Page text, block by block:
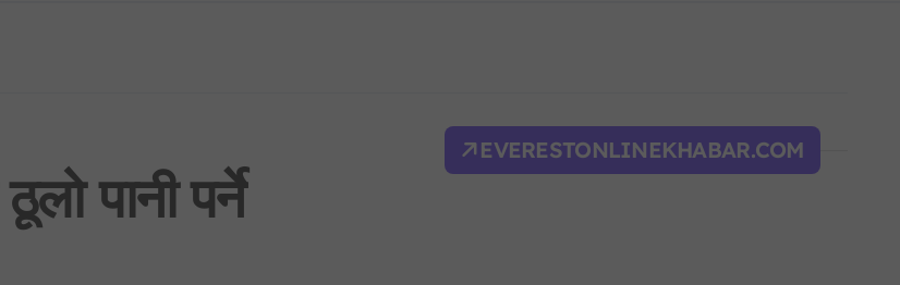
सचिवालयबाटै अर्थ मन्त्रालय ओझेलमा: बालेन र स्वर्णिमको आन्तरिक शक्ति सङ्घर्ष सतहमा
२०२६: उपाधिसँगै व्यक्तिगत अवार्डमा पनि स्पेनको दबदबा, मेसीलाई ‘सिल्भर बल’ र एम्बाप्पेलाई ‘गोल्डेन बुट’
हुने गरी शैक्षिक, उपचार र सेयर कारोबारसहित विभिन्न क्षेत्रमा नयाँ करका दरहरू निर्धारण
पानी पर्ने
EVERESTONLINEKHABAR.COM